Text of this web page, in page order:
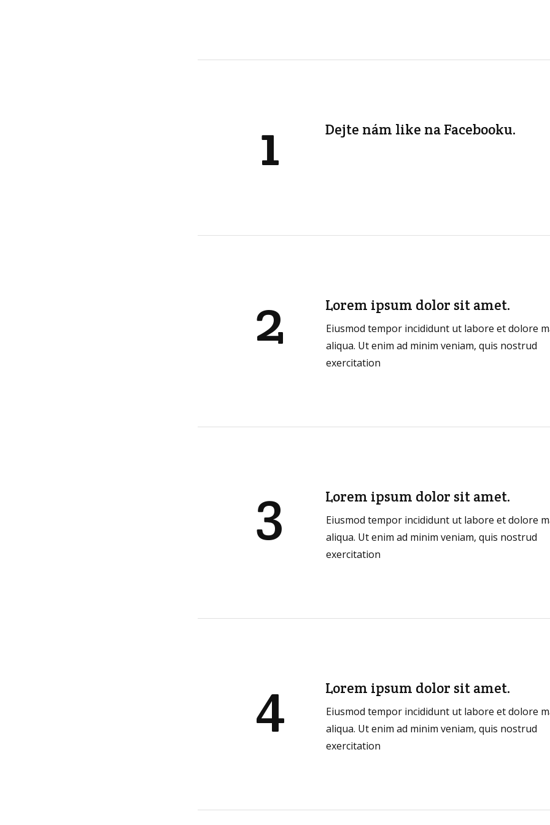
1 Dejte nám like na Facebooku.
2 Lorem ipsum dolor sit amet.
Eiusmod tempor incididunt ut labore et dolore
aliqua. Ut enim ad minim veniam, quis nostrud
exercitation
3 Lorem ipsum dolor sit amet.
Eiusmod tempor incididunt ut labore et dolore
aliqua. Ut enim ad minim veniam, quis nostrud
exercitation
4 Lorem ipsum dolor sit amet.
Eiusmod tempor incididunt ut labore et dolore
aliqua. Ut enim ad minim veniam, quis nostrud
exercitation